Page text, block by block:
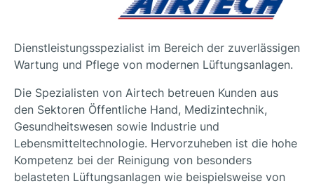
Dienstleistungsspezialist im Bereich der zuverlässigen
Wartung und Pflege von modernen Lüftungsanlagen.
Die Spezialisten von Airtech betreuen Kunden aus
den Sektoren Öffentliche Hand, Medizintechnik,
Gesundheitswesen sowie Industrie und
Lebensmitteltechnologie. Hervorzuheben ist die hohe
Kompetenz bei der Reinigung von besonders
belasteten Lüftungsanlagen wie beispielsweise von